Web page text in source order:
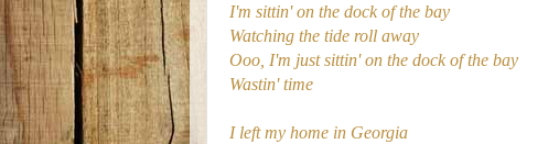
I'm sittin' on the dock of the bay
Watching the tide roll away
Ooo, I'm just sittin' on the dock of the bay
Wastin' time
I left my home in Georgia